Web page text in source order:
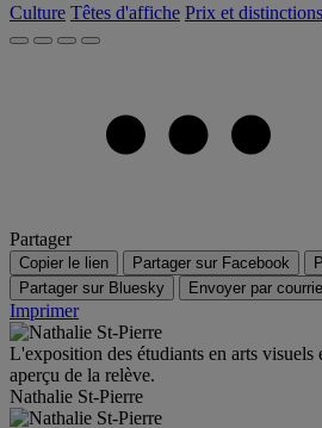
Culture Têtes d'affiche Prix et distinctions
Partager
Copier le lien Partager sur Facebook
Partager sur Bluesky
Envoyer par courriel
Imprimer
L'exposition des étudiants en arts visuels
aperçu de la relève.
Nathalie St-Pierre